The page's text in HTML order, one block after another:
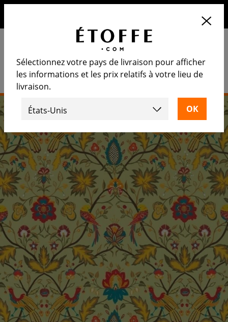
Sélectionnez votre pays de livraison pour afficher
les informations et les prix relatifs à votre lieu de
livraison.